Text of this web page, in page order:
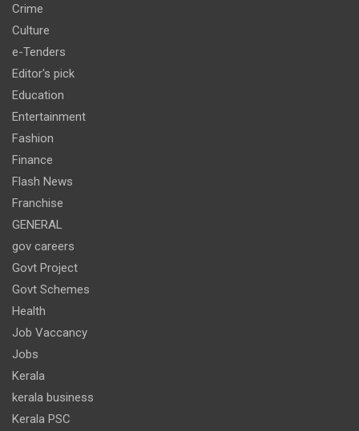
Crime
Culture
e-Tenders
Editor's pick
Education
Entertainment
Fashion
Finance
Flash News
Franchise
GENERAL
gov careers
Govt Project
Govt Schemes
Health
Job Vaccancy
Jobs
Kerala
kerala business
Kerala PSC